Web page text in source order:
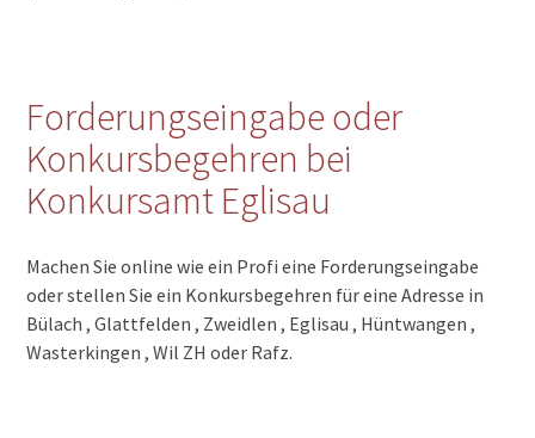
Forderungseingabe oder
Konkursbegehren bei
Konkursamt Eglisau
Machen Sie online wie ein Profi eine Forderungseingabe
oder stellen Sie ein Konkursbegehren für eine Adresse in
Bülach , Glattfelden , Zweidlen , Eglisau , Hüntwangen ,
Wasterkingen , Wil ZH oder Rafz.